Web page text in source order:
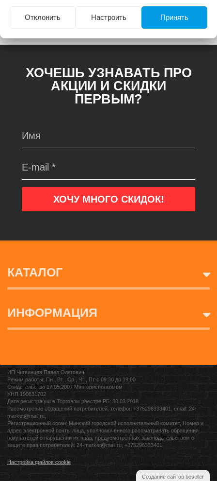
Полное описание:
ХОЧЕШЬ УЗНАВАТЬ ПРО
АКЦИИ И СКИДКИ
ПЕРВЫМ?
КАТАЛОГ
ИНФОРМАЦИЯ
ИП Чигвинцев Павел Олегович
Режим работы: Пн , Вт , Ср , Чт , Пт c 09:30 до 19:00
Свидетельство 17.05.2007 Мингорисполкомом
УНП 190831702
Дата регистрации в Торговом реестре РБ: 30.03.2018
Рассмотрение обращений потребителей, телефон +375296333401, email: 24-
market@mail.ru,
Регистрационный орган: Минский городской исполнительный комитет, Номер и
адрес электронной почты лица, уполномоченного рассматривать обращения
покупателей о нарушении их прав, предусмотренных законодательством о
защите прав потребителей: 24-market@mail.ru, +375296333401
Настройка файлов cookie
Создание сайтов beseller
Отклонить Настроить Принять